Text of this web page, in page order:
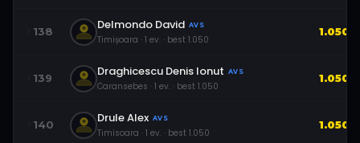
138 Delmondo David AVS
Timișoara · 1 ev. · best 1.050
1.050
139 Draghicescu Denis Ionut AVS
Caransebes · 1 ev. · best 1.050
1.050
140 Drule Alex AVS
Timisoara · 1 ev. · best 1.050
1.050